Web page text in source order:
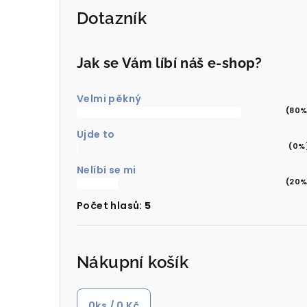
Dotazník
Jak se Vám líbí náš e-shop?
Velmi pěkný
Ujde to
Nelíbí se mi
Počet hlasů: 5
Nákupní košík